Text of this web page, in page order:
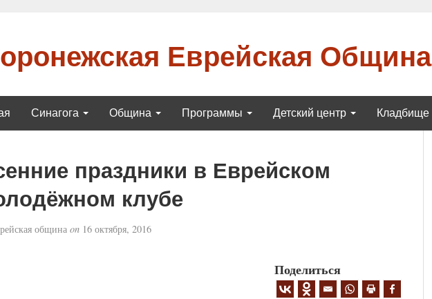
Еврейская Община
Синагога Община Программы Детский центр Кладбище
праздники в Еврейском
клубе
община on16 октября, 2016
Поделиться